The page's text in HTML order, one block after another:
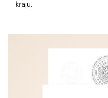
kraju.